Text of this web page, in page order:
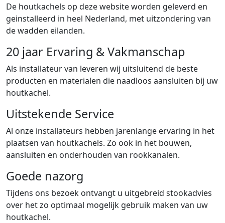
De houtkachels op deze website worden geleverd en
geinstalleerd in heel Nederland, met uitzondering van
de wadden eilanden.
20 jaar Ervaring & Vakmanschap
Als installateur van leveren wij uitsluitend de beste
producten en materialen die naadloos aansluiten bij uw
houtkachel.
Uitstekende Service
Al onze installateurs hebben jarenlange ervaring in het
plaatsen van houtkachels. Zo ook in het bouwen,
aansluiten en onderhouden van rookkanalen.
Goede nazorg
Tijdens ons bezoek ontvangt u uitgebreid stookadvies
over het zo optimaal mogelijk gebruik maken van uw
houtkachel.